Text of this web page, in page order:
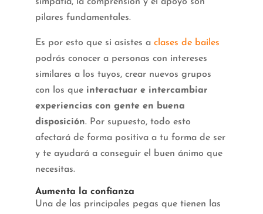
pilares fundamentales.
Es por esto que si asistes a clases de bailes
podrás conocer a personas con intereses
similares a los tuyos, crear nuevos grupos
con los que interactuar e intercambiar
experiencias con gente en buena
disposición. Por supuesto, todo esto
afectará de forma positiva a tu forma de ser
y te ayudará a conseguir el buen ánimo que
necesitas.
Aumenta la confianza
Una de las principales pegas que tienen las